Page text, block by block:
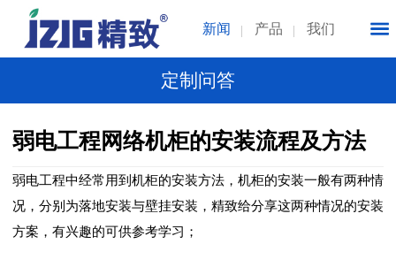
新闻 产品 我们
定制问答
弱电工程网络机柜的安装流程及方法
弱电工程中经常用到机柜的安装方法，机柜的安装一般有两种情
况，分别为落地安装与壁挂安装，精致给分享这两种情况的安装
方案，有兴趣的可供参考学习 ；